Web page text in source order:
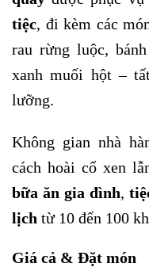
tiệc, đi kèm các
rau rừng luộc,
xanh muối hột –
lưỡng.
Không gian nhà
cách hoài cổ xen
bữa ăn gia đình,
lịch từ 10 đến 100
Giá cả & Đặt món